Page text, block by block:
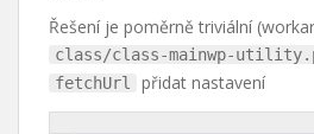
Řešení je poměrně triviální
class/class-mainwp-
fetchUrl přidat nastavení